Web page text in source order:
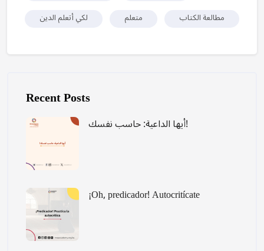
لكي أتعلم الدين
متعلم مطالعة الكتاب
Recent Posts
أيها الداعية: حاسب نفسك!
¡Oh, predicador! Autocritícate